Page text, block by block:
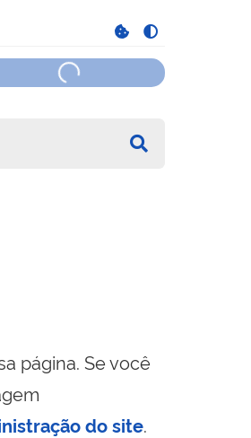
página. Se você
do site.